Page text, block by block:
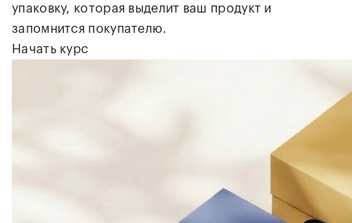
упаковку, которая выделит ваш продукт и
запомнится покупателю.
Начать курс